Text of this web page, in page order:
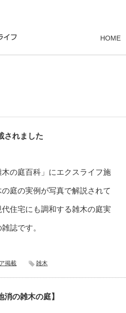
HOME
されました
の庭百科」にエクスライフ施
庭の実例が写真で解説されて
住宅にも調和する雑木の庭実
誌です。
掲載 雑木
の雑木の庭】